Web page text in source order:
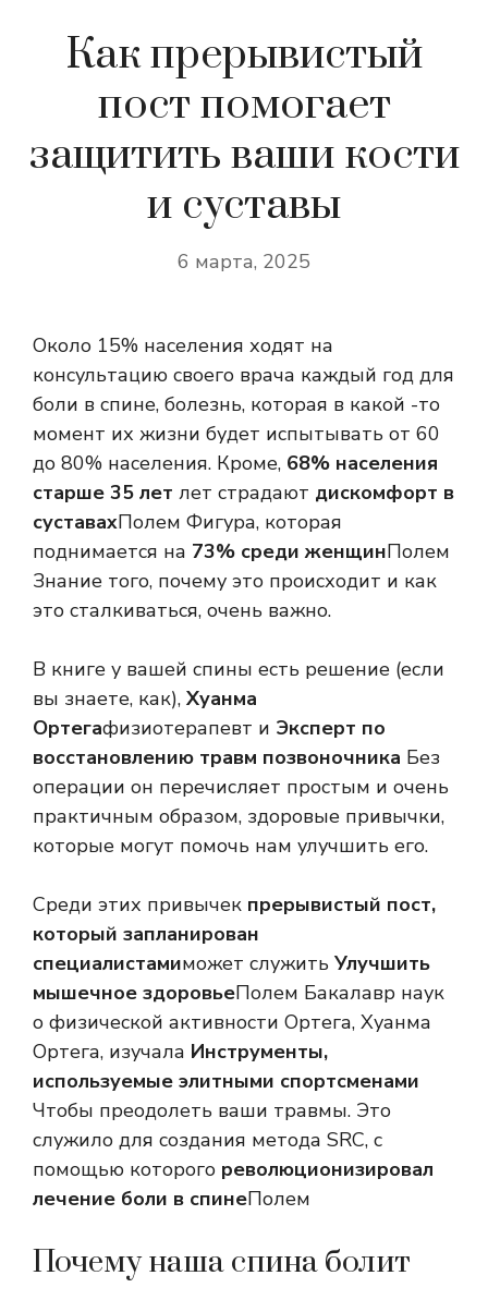
Как прерывистый
пост помогает
защитить ваши кости
и суставы
6 марта, 2025
Около 15% населения ходят на
консультацию своего врача каждый год для
боли в спине, болезнь, которая в какой -то
момент их жизни будет испытывать от 60
до 80% населения. Кроме, 68% населения
старше 35 лет лет страдают дискомфорт в
суставахПолем Фигура, которая
поднимается на 73% среди женщинПолем
Знание того, почему это происходит и как
это сталкиваться, очень важно.
В книге у вашей спины есть решение (если
вы знаете, как), Хуанма
Ортегафизиотерапевт и Эксперт по
восстановлению травм позвоночника Без
операции он перечисляет простым и очень
практичным образом, здоровые привычки,
которые могут помочь нам улучшить его.
Среди этих привычек прерывистый пост,
который запланирован
специалистамиможет служить Улучшить
мышечное здоровьеПолем Бакалавр наук
о физической активности Ортега, Хуанма
Ортега, изучала Инструменты,
используемые элитными спортсменами
Чтобы преодолеть ваши травмы. Это
служило для создания метода SRC, с
помощью которого революционизировал
лечение боли в спинеПолем
Почему наша спина болит